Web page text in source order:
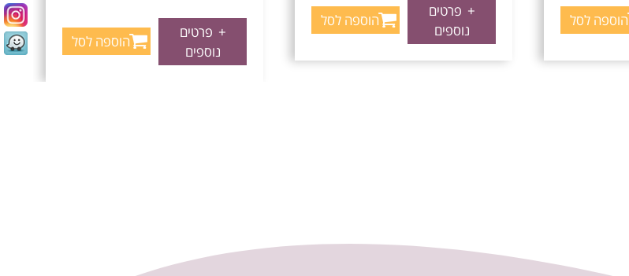
הוספה לסל
+ פרטים
נוספים
הוספה לסל
+ פרטים
נוספים
הוספה לסל